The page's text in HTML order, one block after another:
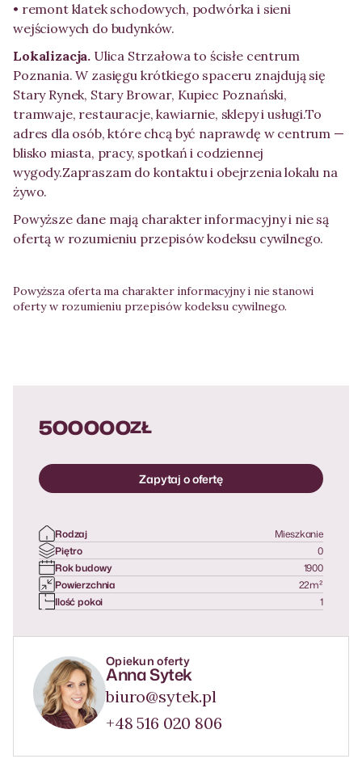
• remont klatek schodowych, podwórka i sieni
wejściowych do budynków.
Lokalizacja. Ulica Strzałowa to ścisłe centrum
Poznania. W zasięgu krótkiego spaceru znajdują się
Stary Rynek, Stary Browar, Kupiec Poznański,
tramwaje, restauracje, kawiarnie, sklepy i usługi.To
adres dla osób, które chcą być naprawdę w centrum —
blisko miasta, pracy, spotkań i codziennej
wygody.Zapraszam do kontaktu i obejrzenia lokalu na
żywo.
Powyższe dane mają charakter informacyjny i nie są
ofertą w rozumieniu przepisów kodeksu cywilnego.
Powyższa oferta ma charakter informacyjny i nie stanowi
oferty w rozumieniu przepisów kodeksu cywilnego.
500000ZŁ
Zapytaj o ofertę
Rodzaj
Mieszkanie
Piętro
0
Rok budowy
1900
Powierzchnia
22m²
Ilość pokoi
1
Opiekun oferty
Anna Sytek
biuro@sytek.pl
+48 516 020 806